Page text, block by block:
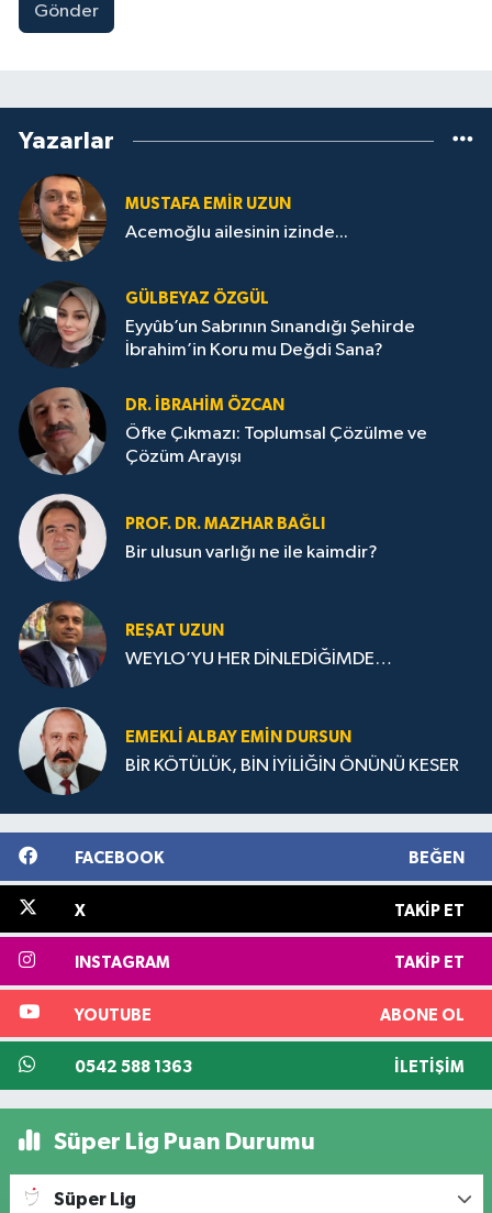
Gönder
Yazarlar
MUSTAFA EMIR UZUN
Acemoğlu ailesinin izinde...
GÜLBEYAZ ÖZGÜL
Eyyûb’un Sabrının Sınandığı Şehirde
İbrahim’in Koru mu Değdi Sana?
DR. İBRAHIM ÖZCAN
Öfke Çıkmazı: Toplumsal Çözülme ve
Çözüm Arayışı
PROF. DR. MAZHAR BAĞLI
Bir ulusun varlığı ne ile kaimdir?
REŞAT UZUN
WEYLO’YU HER DİNLEDİĞİMDE…
EMEKLI ALBAY EMIN DURSUN
BİR KÖTÜLÜK, BİN İYİLİĞİN ÖNÜNÜ KESER
FACEBOOK BEĞEN
X TAKIP ET
INSTAGRAM TAKIP ET
YOUTUBE ABONE OL
0542 588 1363 İLETIŞIM
Süper Lig Puan Durumu
Süper Lig